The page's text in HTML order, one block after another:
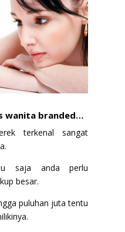
wanita branded…
terkenal sangat
saja anda perlu
besar.
puluhan juta tentu